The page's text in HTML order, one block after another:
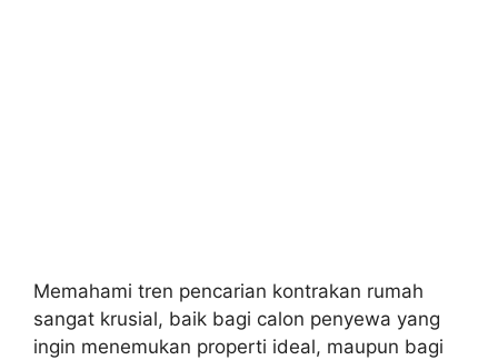
Memahami tren pencarian kontrakan rumah
sangat krusial, baik bagi calon penyewa yang
ingin menemukan properti ideal, maupun bagi